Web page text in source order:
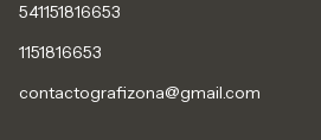
541151816653
1151816653
contactografizona@gmail.com